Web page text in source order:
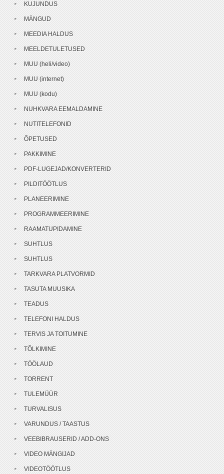
KUJUNDUS
MÄNGUD
MEEDIA HALDUS
MEELDETULETUSED
MUU (heli/video)
MUU (internet)
MUU (kodu)
NUHKVARA EEMALDAMINE
NUTITELEFONID
ÕPETUSED
PAKKIMINE
PDF-LUGEJAD/KONVERTERID
PILDITÖÖTLUS
PLANEERIMINE
PROGRAMMEERIMINE
RAAMATUPIDAMINE
SUHTLUS
SUHTLUS
TARKVARA PLATVORMID
TASUTA MUUSIKA
TEADUS
TELEFONI HALDUS
TERVIS JA TOITUMINE
TÕLKIMINE
TÖÖLAUD
TORRENT
TULEMÜÜR
TURVALISUS
VARUNDUS / TAASTUS
VEEBIBRAUSERID / ADD-ONS
VIDEO MÄNGIJAD
VIDEOTÖÖTLUS